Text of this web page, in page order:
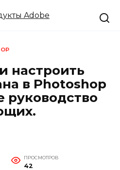
настроить
в Photoshop
ПРОСМОТРОВ
42